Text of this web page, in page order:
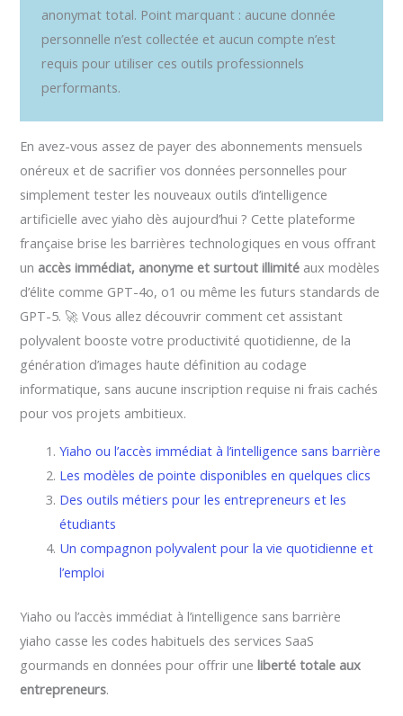
anonymat total. Point marquant : aucune donnée
personnelle n’est collectée et aucun compte n’est
requis pour utiliser ces outils professionnels
performants.
En avez-vous assez de payer des abonnements mensuels
onéreux et de sacrifier vos données personnelles pour
simplement tester les nouveaux outils d’intelligence
artificielle avec yiaho dès aujourd’hui ? Cette plateforme
française brise les barrières technologiques en vous offrant
un accès immédiat, anonyme et surtout illimité aux modèles
d’élite comme GPT-4o, o1 ou même les futurs standards de
GPT-5. 🚀 Vous allez découvrir comment cet assistant
polyvalent booste votre productivité quotidienne, de la
génération d’images haute définition au codage
informatique, sans aucune inscription requise ni frais cachés
pour vos projets ambitieux.
Yiaho ou l’accès immédiat à l’intelligence sans barrière
Les modèles de pointe disponibles en quelques clics
Des outils métiers pour les entrepreneurs et les
étudiants
Un compagnon polyvalent pour la vie quotidienne et
l’emploi
Yiaho ou l’accès immédiat à l’intelligence sans barrière
yiaho casse les codes habituels des services SaaS
gourmands en données pour offrir uneliberté totale aux
entrepreneurs.